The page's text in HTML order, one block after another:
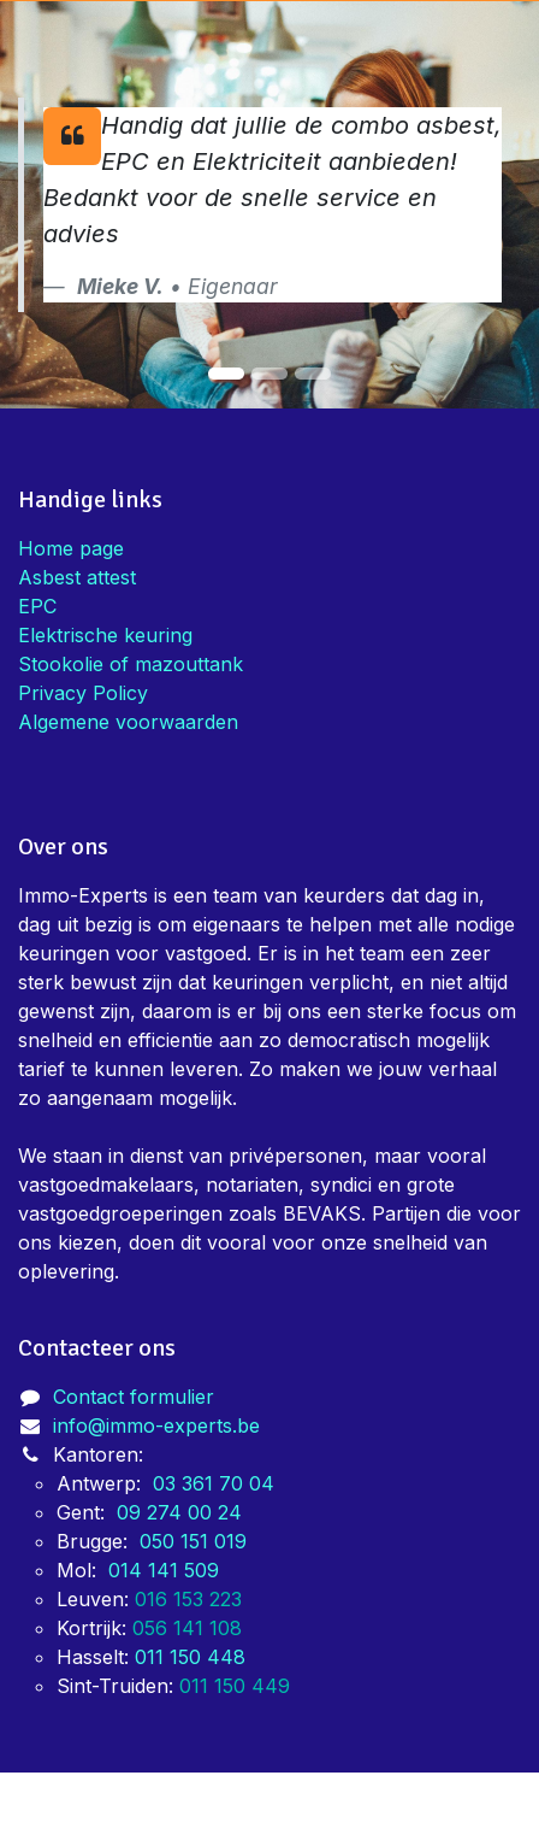
Handig dat jullie de combo asbest,
EPC en Elektriciteit aanbieden!
Bedankt voor de snelle service en
advies
Mieke V. • Eigenaar
Handige links
Home page
Asbest attest
EPC
Elektrische keuring
Stookolie of mazouttank
Privacy Policy
Algemene voorwaarden
Over ons
Immo-Experts is een team van keurders dat dag in,
dag uit bezig is om eigenaars te helpen met alle nodige
keuringen voor vastgoed. Er is in het team een zeer
sterk bewust zijn dat keuringen verplicht, en niet altijd
gewenst zijn, daarom is er bij ons een sterke focus om
snelheid en efficientie aan zo democratisch mogelijk
tarief te kunnen leveren. Zo maken we jouw verhaal
zo aangenaam mogelijk.
We staan in dienst van privépersonen, maar vooral
vastgoedmakelaars, notariaten, syndici en grote
vastgoedgroeperingen zoals BEVAKS. Partijen die voor
ons kiezen, doen dit vooral voor onze snelheid van
oplevering.
Contacteer ons
Contact formulier
info@immo-experts.be
Kantoren:
Antwerp: 03 361 70 04
Gent: 09 274 00 24
Brugge: 050 151 019
Mol: 014 141 509
Leuven: 016 153 223
Kortrijk: 056 141 108
Hasselt: 011 150 448
Sint-Truiden: 011 150 449